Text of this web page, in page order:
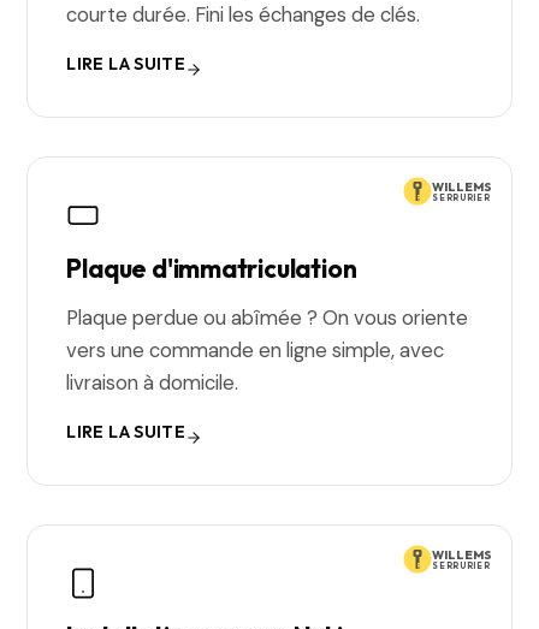
courte durée. Fini les échanges de clés.
LIRE LA SUITE
WILLEMS
SERRURIER
Plaque d'immatriculation
Plaque perdue ou abîmée ? On vous oriente
vers une commande en ligne simple, avec
livraison à domicile.
LIRE LA SUITE
WILLEMS
SERRURIER